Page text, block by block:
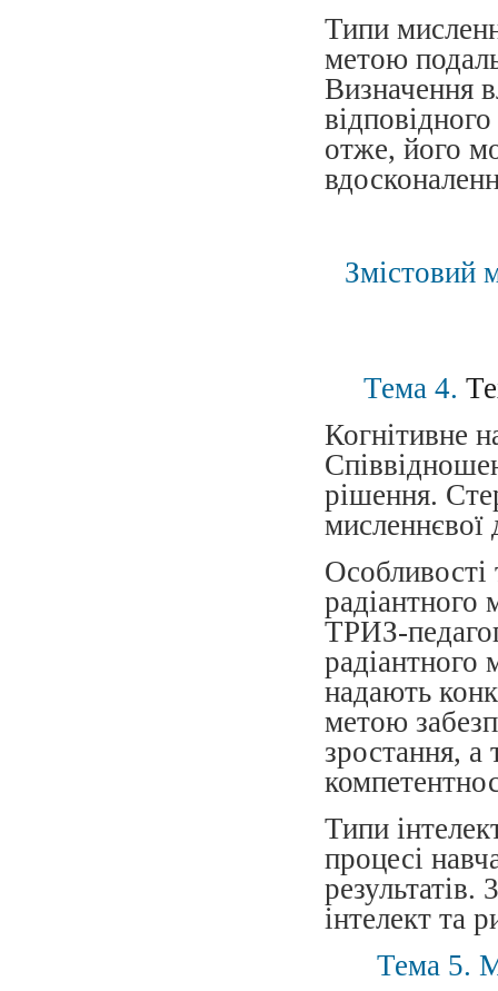
Типи
метою
Визначення
отже, його
Змістовий
Тема 4.
Когнітивне
рішення.
мисленнєвої
Особливості
радіантного
ТРИЗ-
надають
метою
зростання,
Типи
процесі
інтелект та
Тема 5.